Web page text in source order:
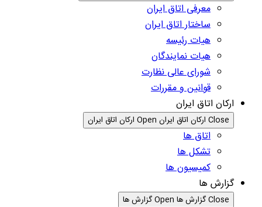
معرفی اتاق ایران
ساختار اتاق ایران
هیات رئیسه
هیات نمایندگان
شورای عالی نظارت
قوانین و مقررات
ارکان اتاق ایران
Close ارکان اتاق ایران Open ارکان اتاق ایران
اتاق ها
تشکل ها
کمیسیون ها
گزارش ها
Close گزارش ها Open گزارش ها